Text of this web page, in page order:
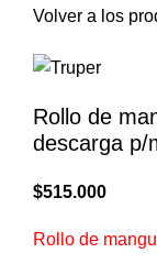
Volver a los
Rollo de
descarga p/
$515.000
Rollo de